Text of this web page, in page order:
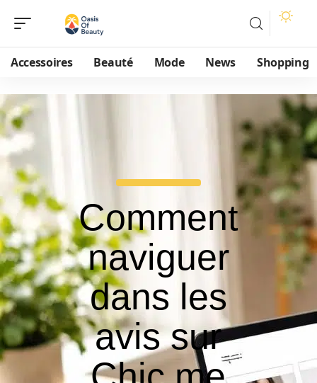
Accessoires Beauté Mode News Shopping
Comment
naviguer
dans les
avis sur